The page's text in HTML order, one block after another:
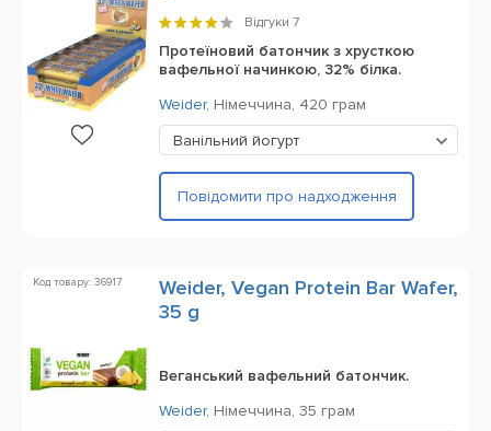
Відгуки 7
Протеїновий батончик з хрусткою
вафельної начинкою, 32% білка.
Weider, Німеччина, 420 грам
Ванільний йогурт
Повідомити про надходження
Код товару: 36917
Weider, Vegan Protein Bar Wafer,
35 g
Веганський вафельний батончик.
Weider, Німеччина, 35 грам